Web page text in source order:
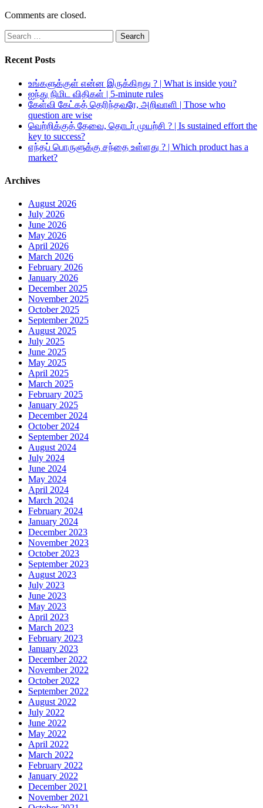
Comments are closed.
Search
for:
Recent Posts
உங்களுக்குள் என்ன இருக்கிறது ? | What is inside you?
ஐந்து நிமிட விதிகள் | 5-minute rules
கேள்வி கேட்கத் தெரிந்தவரே, அறிவாளி | Those who
question are wise
வெற்றிக்குத் தேவை, தொடர் முயற்சி ? | Is sustained effort the
key to success?
எந்தப் பொருளுக்கு சந்தை உள்ளது ? | Which product has a
market?
Archives
August 2026
July 2026
June 2026
May 2026
April 2026
March 2026
February 2026
January 2026
December 2025
November 2025
October 2025
September 2025
August 2025
July 2025
June 2025
May 2025
April 2025
March 2025
February 2025
January 2025
December 2024
October 2024
September 2024
August 2024
July 2024
June 2024
May 2024
April 2024
March 2024
February 2024
January 2024
December 2023
November 2023
October 2023
September 2023
August 2023
July 2023
June 2023
May 2023
April 2023
March 2023
February 2023
January 2023
December 2022
November 2022
October 2022
September 2022
August 2022
July 2022
June 2022
May 2022
April 2022
March 2022
February 2022
January 2022
December 2021
November 2021